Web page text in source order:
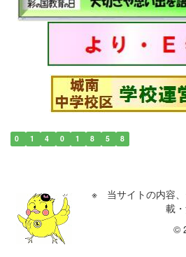
0 1 4 0 1 8 5 8
※ 当サイトの内容、
載
©